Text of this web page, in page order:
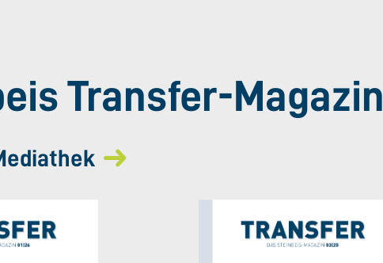
Transfer-Magazin